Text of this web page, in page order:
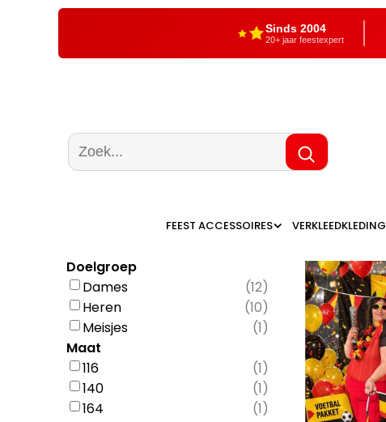
Sinds 2004
20+ jaar feestexpert
FEEST ACCESSOIRES VERKLEEDKLEDING
Doelgroep
Dames
(12)
Heren
(10)
Meisjes
(1)
Maat
116
(1)
140
(1)
164
(1)